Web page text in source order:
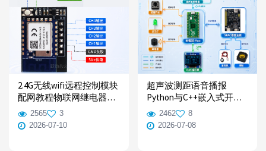
2.4G无线wifi远程控制模块
配网教程物联网继电器控
制一体wifi远程模块
2565
3
2026-07-10
超声波测距语音播报
Python与C++嵌入式开发
实战应用 使用资料
2462
8
2026-07-08